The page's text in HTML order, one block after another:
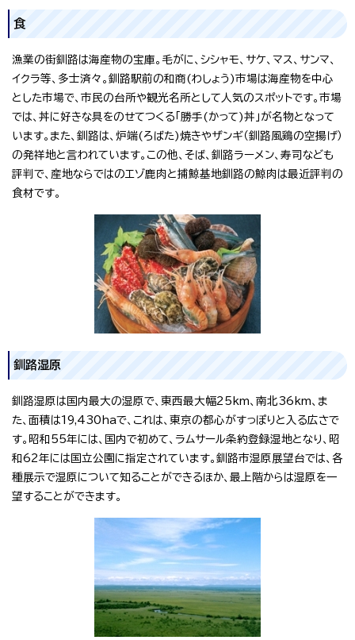
食
漁業の街釧路は海産物の宝庫。毛がに、シシャモ、サケ、マス、サンマ、
イクラ等、多士済々。釧路駅前の和商(わしょう)市場は海産物を中心
とした市場で、市民の台所や観光名所として人気のスポットです。市場
では、丼に好きな具をのせてつくる「勝手(かって)丼」が名物となって
います。また、釧路は、炉端(ろばた)焼きやザンギ（釧路風鶏の空揚げ）
の発祥地と言われています。この他、そば、釧路ラーメン、寿司なども
評判で、産地ならではのエゾ鹿肉と捕鯨基地釧路の鯨肉は最近評判の
食材です。
釧路湿原
釧路湿原は国内最大の湿原で、東西最大幅25km、南北36km、ま
た、面積は19,430haで、これは、東京の都心がすっぽりと入る広さで
す。昭和55年には、国内で初めて、ラムサール条約登録湿地となり、昭
和62年には国立公園に指定されています。釧路市湿原展望台では、各
種展示で湿原について知ることができるほか、最上階からは湿原を一
望することができます。